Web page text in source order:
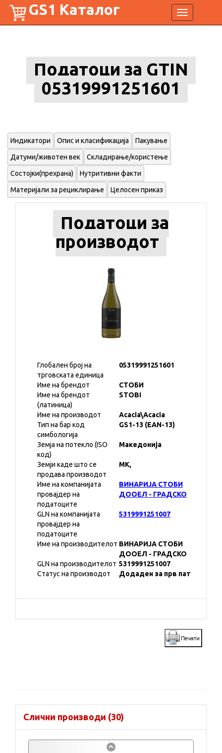
Toggle
navigation
GS1 Каталог
Податоци за GTIN
05319991251601
Индикатори Опис и класификација Пакување
Датуми/животен век Складирање/користење
Состојки(прехрана) Нутритивни факти
Материјали за рециклирање Целосен приказ
Податоци за
производот
Глобален број на
трговската единица
05319991251601
Име на брендот
СТОБИ
Име на брендот
(латиница)
STOBI
Име на производот
Acacia\Acacia
Тип на бар код
симбологија
GS1-13 (EAN-13)
Земја на потекло (ISO
код)
Македонија
Земји каде што се
продава производот
MK,
Име на компанијата
провајдер на
податоците
ВИНАРИЈА СТОБИ
ДООЕЛ - ГРАДСКО
GLN на компанијата
провајдер на
податоците
5319991251007
Име на производителот ВИНАРИЈА СТОБИ
ДООЕЛ - ГРАДСКО
GLN на производителот 5319991251007
Статус на производот
Додаден за прв пат
Слични производи (30)